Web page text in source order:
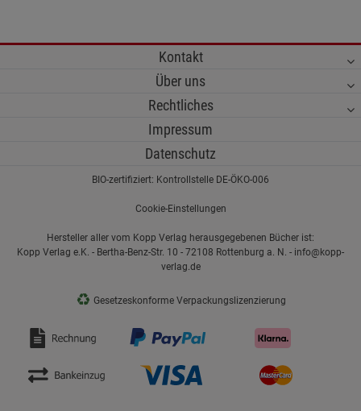
Kontakt
Über uns
Rechtliches
Impressum
Datenschutz
BIO-zertifiziert: Kontrollstelle DE-ÖKO-006
Cookie-Einstellungen
Hersteller aller vom Kopp Verlag herausgegebenen Bücher ist:
Kopp Verlag e.K. - Bertha-Benz-Str. 10 - 72108 Rottenburg a. N. - info@kopp-
verlag.de
♻ Gesetzeskonforme Verpackungslizenzierung